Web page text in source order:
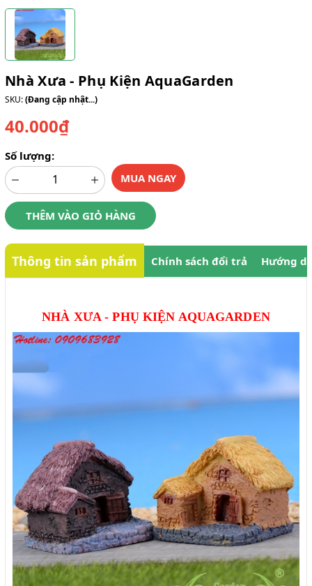
Nhà Xưa - Phụ Kiện AquaGarden
SKU:(Đang cập nhật...)
40.000₫
Số lượng:
MUA NGAY
THÊM VÀO GIỎ HÀNG
Thông tin sản phẩm Chính sách đổi trả Hướng
NHÀ XƯA - PHỤ KIỆN AQUAGARDEN